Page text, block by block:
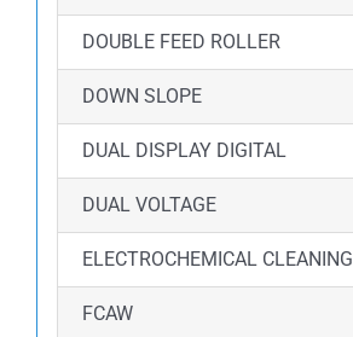
DOUBLE FEED ROLLER
DOWN SLOPE
DUAL DISPLAY DIGITAL
DUAL VOLTAGE
ELECTROCHEMICAL CLEANING
FCAW